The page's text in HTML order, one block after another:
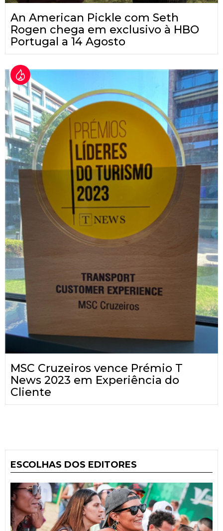
An American Pickle com Seth
Rogen chega em exclusivo à HBO
Portugal a 14 Agosto
MSC Cruzeiros vence Prémio T
News 2023 em Experiência do
Cliente
ESCOLHAS DOS EDITORES